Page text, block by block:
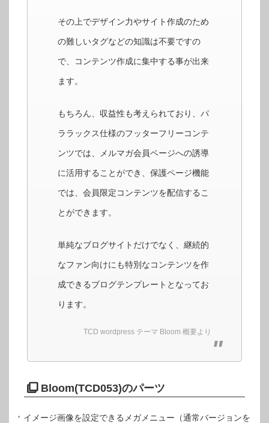
その上でデザイン力やサイト作成のため
の難しいタグなどの知識は不要ですの
で、コンテンツ作成に集中する事が出来
ます。
もちろん、収益性も考えられており、パ
ララックス仕様のフッターフリーコンテ
ンツでは、メルマガ会員ページへの誘導
に活用することができ、保護ページ機能
では、会員限定コンテンツを配信するこ
とができます。
単純なブログサイトだけでなく、継続的
なファン向けにも特別なコンテンツを作
成できるブログテンプレートとなってお
ります。
TCD wordpress テーマ Bloom 概要より
Bloom(TCD053)のパーツ
イメージ画像を設定できるメガメニュー（通常バージョンを